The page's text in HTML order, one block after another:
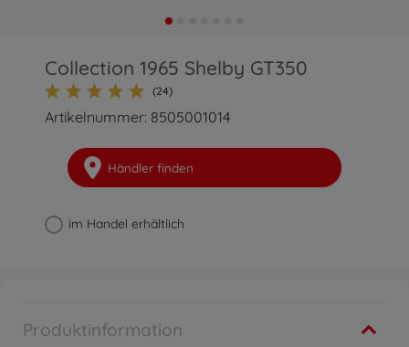
Collection 1965 Shelby GT350
(24)
Artikelnummer: 8505001014
Händler finden
im Handel erhältlich
Produktinformation